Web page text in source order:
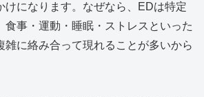
けになります。なぜなら、EDは特定
食事・運動・睡眠・ストレスといった
雑に絡み合って現れることが多いから